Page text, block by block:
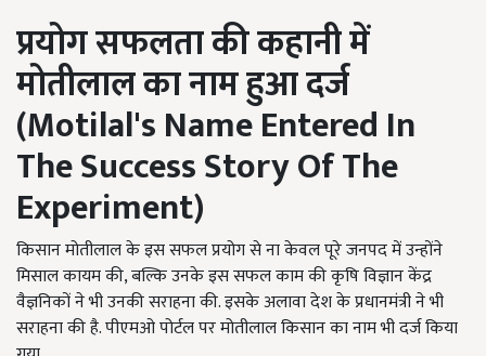
प्रयोग सफलता की कहानी में
मोतीलाल का नाम हुआ दर्ज
(Motilal's Name Entered In
The Success Story Of The
Experiment)
किसान मोतीलाल के इस सफल प्रयोग से ना केवल पूरे जनपद में उन्होंने
मिसाल कायम की, बल्कि उनके इस सफल काम की कृषि विज्ञान केंद्र
वैज्ञनिकों ने भी उनकी सराहना की. इसके अलावा देश के प्रधानमंत्री ने भी
सराहना की है. पीएमओ पोर्टल पर मोतीलाल किसान का नाम भी दर्ज किया